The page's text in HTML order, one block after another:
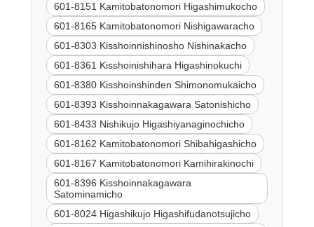
601-8151 Kamitobatonomori Higashimukocho
601-8165 Kamitobatonomori Nishigawaracho
601-8303 Kisshoinnishinosho Nishinakacho
601-8361 Kisshoinishihara Higashinokuchi
601-8380 Kisshoinshinden Shimonomukaicho
601-8393 Kisshoinnakagawara Satonishicho
601-8433 Nishikujo Higashiyanaginochicho
601-8162 Kamitobatonomori Shibahigashicho
601-8167 Kamitobatonomori Kamihirakinochi
601-8396 Kisshoinnakagawara
Satominamicho
601-8024 Higashikujo Higashifudanotsujicho